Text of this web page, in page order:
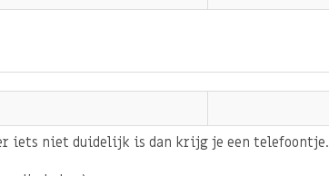
iets niet duidelijk is dan krijg je een telefoontje.